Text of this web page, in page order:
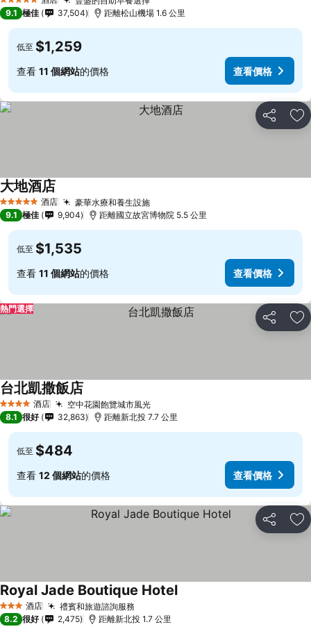
5 星級
9.1 極佳 37,504 距離松山機場 1.6 公里
低至 $1,259
查看 11 個網站的價格 查看價格
分享 放
5 星級 酒店 豪華水療和養生設施
大地酒店
9.1 極佳 9,904 距離國立故宮博物院 5.5 公里
低至 $1,535
查看 11 個網站的價格 查看價格
分享 放
熱門選擇
4 星級 酒店 空中花園飽覽城市風光
台北凱撒飯店
8.1 很好 32,863 距離新北投 7.7 公里
低至 $484
查看 12 個網站的價格 查看價格
分享 放
3 星級 酒店 禮賓和旅遊諮詢服務
Royal Jade Boutique Hotel
8.2 很好 2,475 距離新北投 1.7 公里